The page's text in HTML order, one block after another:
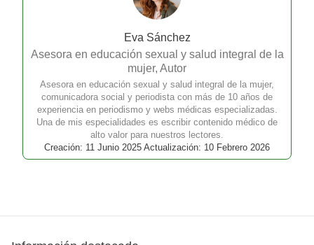
Eva Sánchez
Asesora en educación sexual y salud integral de la
mujer, Autor
Asesora en educación sexual y salud integral de la mujer,
comunicadora social y periodista con más de 10 años de
experiencia en periodismo y webs médicas especializadas.
Una de mis especialidades es escribir contenido médico de
alto valor para nuestros lectores.
Creación: 11 Junio 2025 Actualización: 10 Febrero 2026